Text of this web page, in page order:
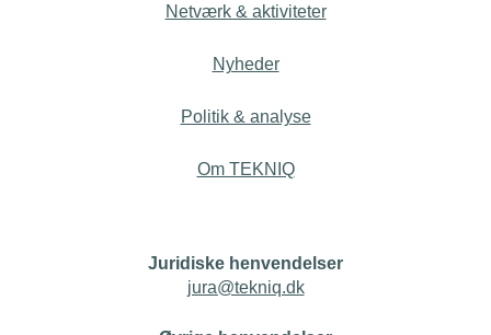
Netværk & aktiviteter
Nyheder
Politik & analyse
Om TEKNIQ
Juridiske henvendelser
jura@tekniq.dk